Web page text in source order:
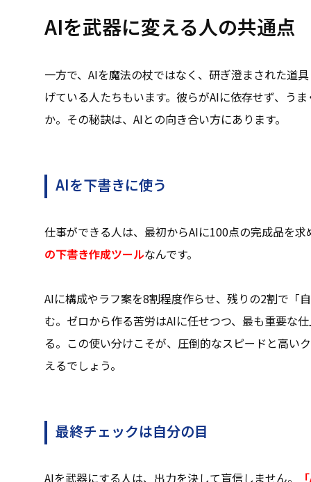
AIを武器に変える人の共通点
一方で、AIを魔法の杖ではなく、研ぎ澄まされた道
げている人たちもいます。彼らがAIに依存せず、う
か。その秘訣は、AIとの向き合い方にあります。
AIを下書きに使う
仕事ができる人は、最初からAIに100点の完成品を
の下書き作成ツールなんです。
AIに構成やラフ案を8割程度作らせ、残りの2割で「
む。ゼロから作る苦労はAIに任せつつ、最も重要な
る。この使い分けこそが、圧倒的なスピードと高い
えるでしょう。
最終チェックは自分の目
AIを武器にする人は、出力を決して盲信しません。